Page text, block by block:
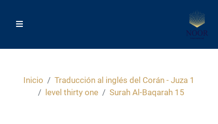
Inicio
Traducción al inglés del Corán - Juza 1
level thirty one
Surah Al-Baqarah 15